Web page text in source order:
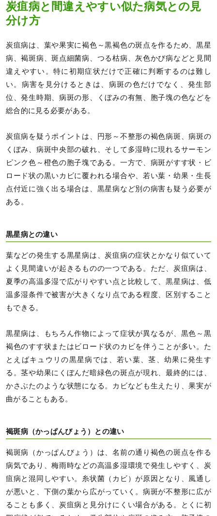
炭疽病と間違えやすい似た病気との見
分け方
炭疽病は、葉や果実に褐色～黒褐色の斑点を作るため、黒星
病、褐斑病、斑点細菌病、つる枯病、灰色かび病などと見間
違えやすい。特に初期症状だけで正確に判断するのは難し
い。病害を見分けるときは、病斑の色だけでなく、発生部
位、発生時期、病斑の形、くぼみの有無、胞子塊の色などを
総合的に見る必要がある。
炭疽病を疑うポイントは、円形～不整形の褐色病斑、病斑の
くぼみ、病斑中央部の破れ、そして多湿時に現れるサーモン
ピンク色～橙色の胞子塊である。一方で、病斑がすす状・ビ
ロード状の黒いカビに覆われる場合や、若い葉・幼果・生長
点付近に強く出る場合は、黒星病など別の病害も疑う必要が
ある。
黒星病との違い
葉などの発生する黒星病は、炭疽病の症状とかなり似ていて
よく見間違いが起きるものの一つである。ただ、炭疽病は、
夏季の高温多湿で広がりやすい点と比較して、黒星病は、低
温多湿条件で被害が大きくなり点である程度、区別すること
もできる。
黒星病は、もちろん作物によって症状が異なるが、黒色～黒
褐色のすす状またはビロード状のカビを伴うことが多い。た
とえばキュウリの黒星病では、若い葉、茎、幼果に発生す
る。茎や幼果にくぼんだ暗緑色の斑点が現れ、最終的には、
かさぶたのような状態になる。カビなども生えたり、果実が
曲がることもある。
褐斑病（かっぱんびょう）との違い
褐斑病（かっぱんびょう）は、名前の通り褐色の斑点を作る
病気であり、梅雨時などの高温多湿環境で発生しやすく、炭
疽病と混同しやすい。糸状菌（カビ）が原因となり、風通し
が悪いと、下側の葉から広がっていく。病斑が不整形に広が
ることも多く、炭疽病と見分けにくい場合がある。とくに初